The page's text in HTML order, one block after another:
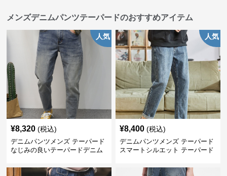
メンズデニムパンツテーパードのおすすめアイテム
人気
¥8,320 (税込)
デニムパンツメンズ テーパード
なじみの良いテーパードデニム
人気
¥8,400 (税込)
デニムパンツメンズ テーパード
スマートシルエット テーパード